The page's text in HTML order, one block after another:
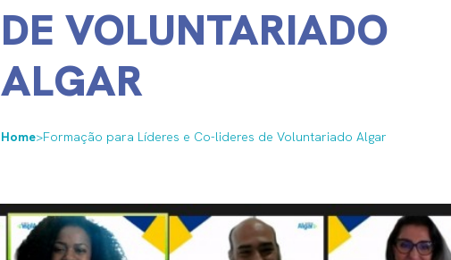
DE VOLUNTARIADO
ALGAR
Home>Formação para Líderes e Co-lideres de Voluntariado Algar